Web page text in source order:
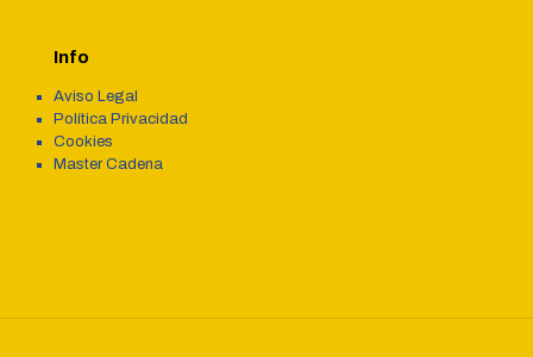
Info
Aviso Legal
Política Privacidad
Cookies
Master Cadena